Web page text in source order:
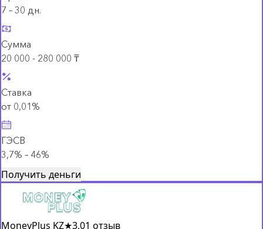
7 – 30 дн.
Сумма
20 000 - 280 000 ₸
Ставка
от 0,01%
ГЭСВ
3,7% – 46%
Получить деньги
MoneyPlus KZ★3,01 отзыв